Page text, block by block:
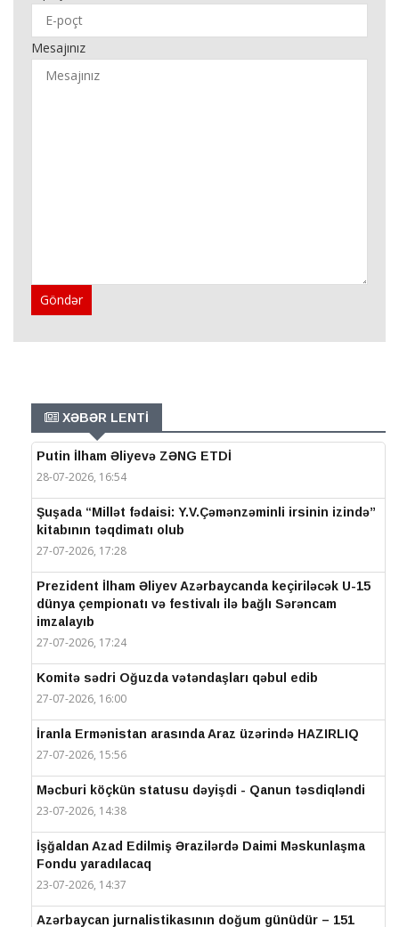
Mesajınız
Göndər
XƏBƏR LENTİ
Putin İlham Əliyevə ZƏNG ETDİ
28-07-2026, 16:54
Şuşada “Millət fədaisi: Y.V.Çəmənzəminli irsinin izində”
kitabının təqdimatı olub
27-07-2026, 17:28
Prezident İlham Əliyev Azərbaycanda keçiriləcək U-15
dünya çempionatı və festivalı ilə bağlı Sərəncam
imzalayıb
27-07-2026, 17:24
Komitə sədri Oğuzda vətəndaşları qəbul edib
27-07-2026, 16:00
İranla Ermənistan arasında Araz üzərində HAZIRLIQ
27-07-2026, 15:56
Məcburi köçkün statusu dəyişdi - Qanun təsdiqləndi
23-07-2026, 14:38
İşğaldan Azad Edilmiş Ərazilərdə Daimi Məskunlaşma
Fondu yaradılacaq
23-07-2026, 14:37
Azərbaycan jurnalistikasının doğum günüdür – 151